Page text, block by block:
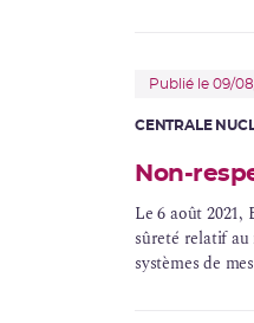
Publié le 09/
CENTRALE
Non-
Le 6 août 2021,
sûreté relatif au
systèmes de